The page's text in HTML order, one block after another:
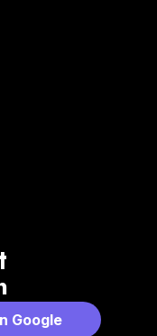
Google